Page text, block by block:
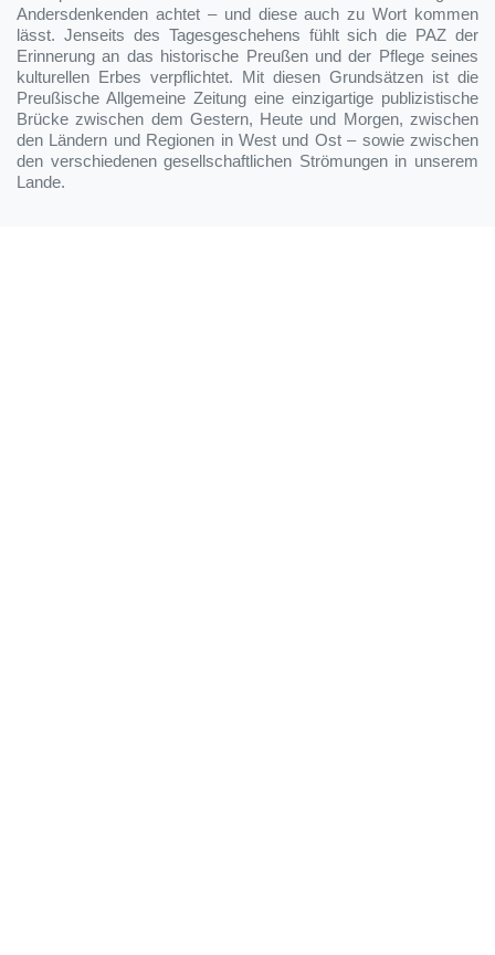
Andersdenkenden achtet – und diese auch zu Wort kommen
lässt. Jenseits des Tagesgeschehens fühlt sich die PAZ der
Erinnerung an das historische Preußen und der Pflege seines
kulturellen Erbes verpflichtet. Mit diesen Grundsätzen ist die
Preußische Allgemeine Zeitung eine einzigartige publizistische
Brücke zwischen dem Gestern, Heute und Morgen, zwischen
den Ländern und Regionen in West und Ost – sowie zwischen
den verschiedenen gesellschaftlichen Strömungen in unserem
Lande.